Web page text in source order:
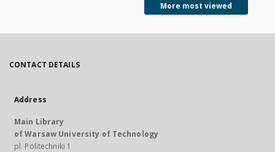
More most viewed
CONTACT DETAILS
Address
Main Library
of Warsaw University of Technology
pl. Politechniki 1